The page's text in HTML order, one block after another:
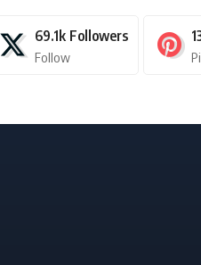
69.1k Followers
Follow